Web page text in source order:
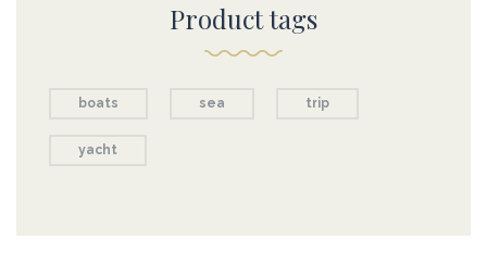
Product tags
boats sea trip
yacht